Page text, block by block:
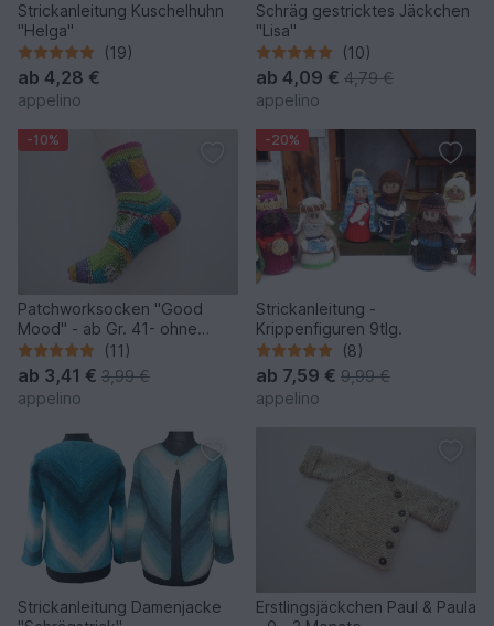
Strickanleitung Kuschelhuhn
"Helga"
(19)
ab 4,28 €
appelino
Schräg gestricktes Jäckchen
"Lisa"
(10)
ab 4,09 € 4,79 €
appelino
-10%
Patchworksocken "Good
Mood" - ab Gr. 41- ohne
Ferse
(11)
ab 3,41 € 3,99 €
appelino
-20%
Strickanleitung -
Krippenfiguren 9tlg.
(8)
ab 7,59 € 9,99 €
appelino
Strickanleitung Damenjacke
Erstlingsjäckchen Paul & Paula